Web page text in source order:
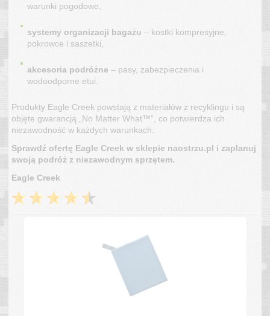
warunki pogodowe,
systemy organizacji bagażu – kostki kompresyjne,
pokrowce i saszetki,
akcesoria podróżne – pasy, zabezpieczenia i
wodoodporne etui.
Produkty Eagle Creek powstają z materiałów z recyklingu i są
objęte gwarancją „No Matter What™”, co potwierdza ich
niezawodność w każdych warunkach.
Sprawdź ofertę Eagle Creek w sklepie naostrzu.pl i zaplanuj
swoją podróż z niezawodnym sprzętem.
Eagle Creek